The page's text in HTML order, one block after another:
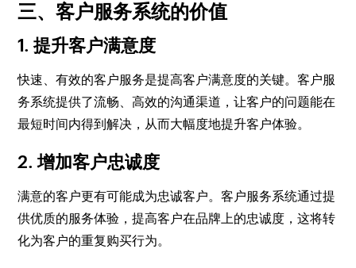
三、客户服务系统的价值
1. 提升客户满意度
快速、有效的客户服务是提高客户满意度的关键。客户服
务系统提供了流畅、高效的沟通渠道，让客户的问题能在
最短时间内得到解决，从而大幅度地提升客户体验。
2. 增加客户忠诚度
满意的客户更有可能成为忠诚客户。客户服务系统通过提
供优质的服务体验，提高客户在品牌上的忠诚度，这将转
化为客户的重复购买行为。